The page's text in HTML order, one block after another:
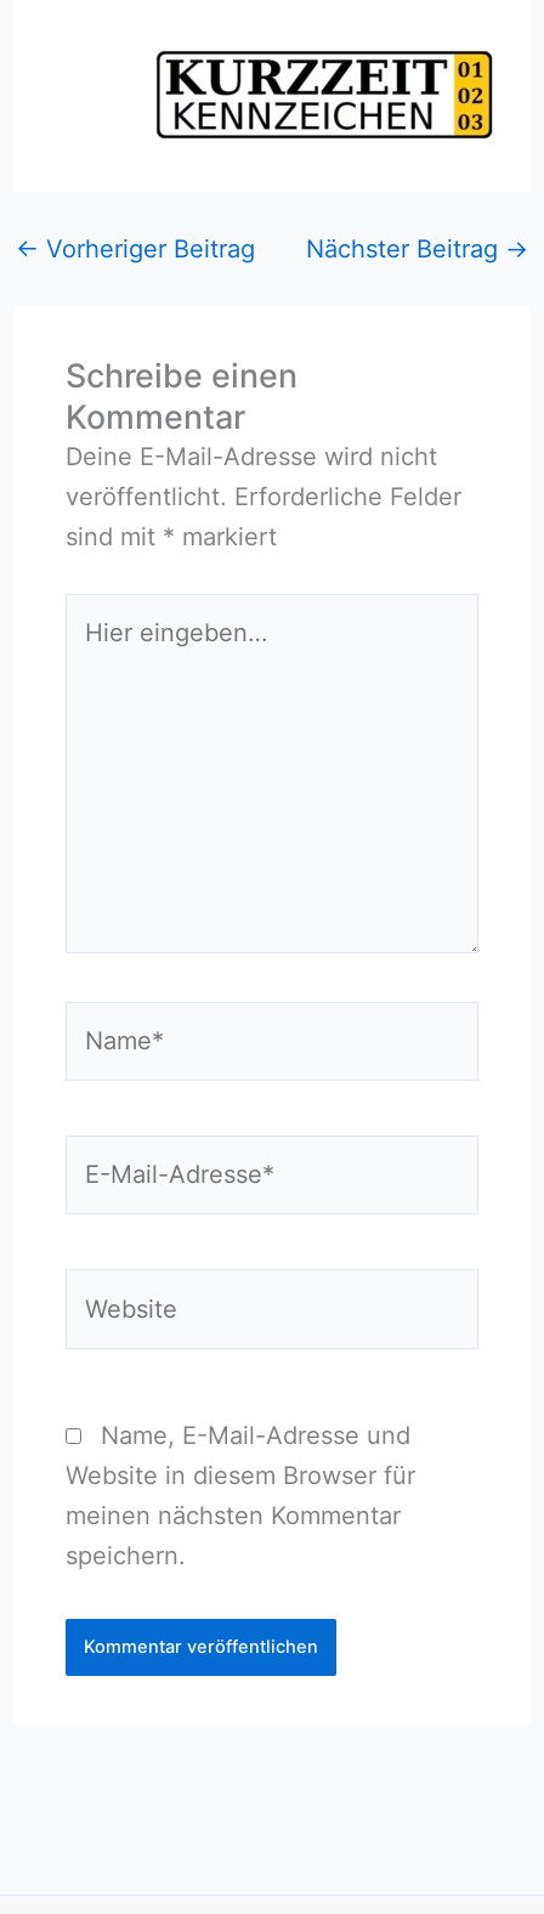
← Vorheriger Beitrag Nächster Beitrag →
Schreibe einen
Kommentar
Deine E-Mail-Adresse wird nicht
veröffentlicht. Erforderliche Felder
sind mit * markiert
eingeben…
Name, E-Mail-Adresse und
Website in diesem Browser für
meinen nächsten Kommentar
speichern.